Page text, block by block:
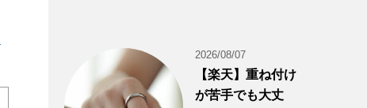
2026/08/07
【楽天】重ね付け
が苦手でも大丈